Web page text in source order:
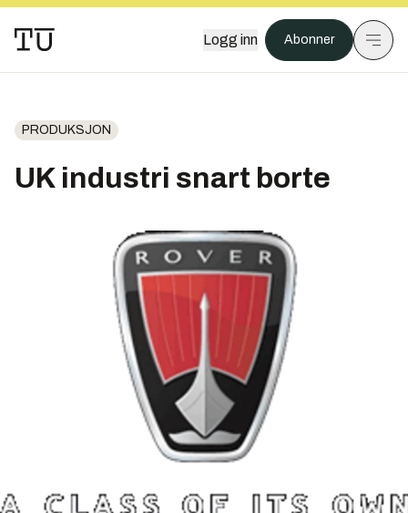
Logg inn Abonner
PRODUKSJON
UK industri snart borte